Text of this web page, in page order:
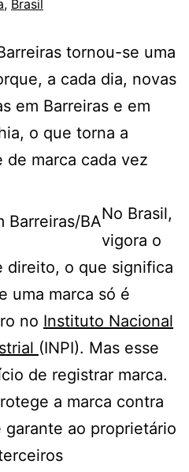
, Brasil
tornou-se uma
a cada dia, novas
em Barreiras e em
o que torna a
de marca cada vez
No Brasil,
vigora o
direito, o que significa
uma marca só é
no Instituto Nacional
(INPI). Mas esse
de registrar marca.
a marca contra
ao proprietário